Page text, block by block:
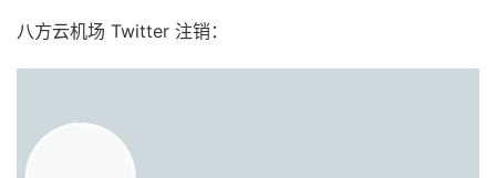
八方云机场 Twitter 注销：